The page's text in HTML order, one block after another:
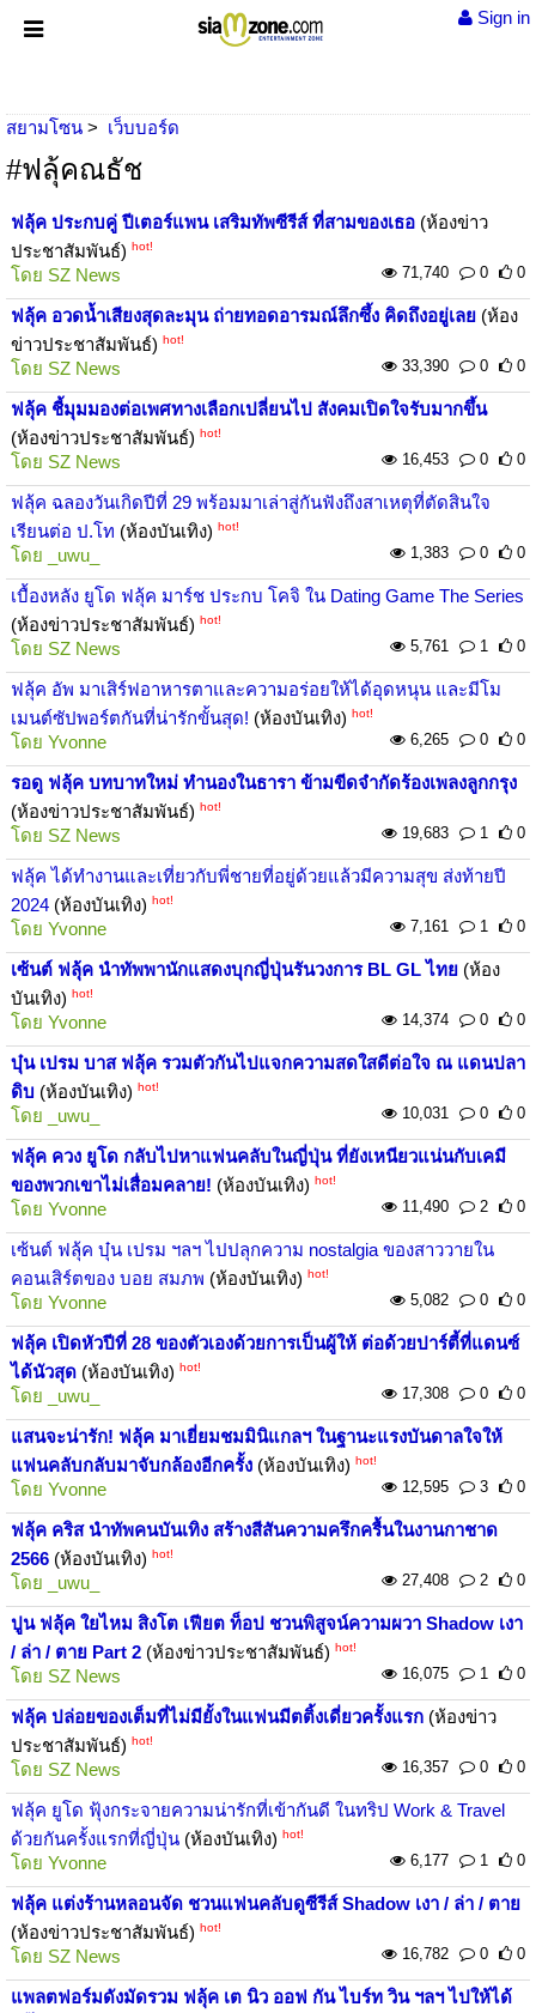
Sign in
สยามโซน เว็บบอร์ด
#ฟลุ้คณธัช
ฟลุ้ค ประกบคู่ ปีเตอร์แพน เสริมทัพซีรีส์ ที่สามของเธอ (ห้องข่าว
ประชาสัมพันธ์) hot!
โดย SZ News 71,740 0 0
ฟลุ้ค อวดน้ำเสียงสุดละมุน ถ่ายทอดอารมณ์ลึกซึ้ง คิดถึงอยู่เลย (ห้อง
ข่าวประชาสัมพันธ์) hot!
โดย SZ News 33,390 0 0
ฟลุ้ค ชี้มุมมองต่อเพศทางเลือกเปลี่ยนไป สังคมเปิดใจรับมากขึ้น
(ห้องข่าวประชาสัมพันธ์) hot!
โดย SZ News 16,453 0 0
ฟลุ้ค ฉลองวันเกิดปีที่ 29 พร้อมมาเล่าสู่กันฟังถึงสาเหตุที่ตัดสินใจ
เรียนต่อ ป.โท (ห้องบันเทิง) hot!
โดย _uwu_ 1,383 0 0
เบื้องหลัง ยูโด ฟลุ้ค มาร์ช ประกบ โคจิ ใน Dating Game The Series
(ห้องข่าวประชาสัมพันธ์) hot!
โดย SZ News 5,761 1 0
ฟลุ้ค อัพ มาเสิร์ฟอาหารตาและความอร่อยให้ได้อุดหนุน และมีโม
เมนต์ซัปพอร์ตกันที่น่ารักขั้นสุด! (ห้องบันเทิง) hot!
โดย Yvonne 6,265 0 0
รอดู ฟลุ้ค บทบาทใหม่ ทำนองในธารา ข้ามขีดจำกัดร้องเพลงลูกกรุง
(ห้องข่าวประชาสัมพันธ์) hot!
โดย SZ News 19,683 1 0
ฟลุ้ค ได้ทำงานและเที่ยวกับพี่ชายที่อยู่ด้วยแล้วมีความสุข ส่งท้ายปี
2024 (ห้องบันเทิง) hot!
โดย Yvonne 7,161 1 0
เซ้นต์ ฟลุ้ค นำทัพพานักแสดงบุกญี่ปุ่นรันวงการ BL GL ไทย (ห้อง
บันเทิง) hot!
โดย Yvonne 14,374 0 0
บุ๋น เปรม บาส ฟลุ้ค รวมตัวกันไปแจกความสดใสดีต่อใจ ณ แดนปลา
ดิบ (ห้องบันเทิง) hot!
โดย _uwu_ 10,031 0 0
ฟลุ้ค ควง ยูโด กลับไปหาแฟนคลับในญี่ปุ่น ที่ยังเหนียวแน่นกับเคมี
ของพวกเขาไม่เสื่อมคลาย! (ห้องบันเทิง) hot!
โดย Yvonne 11,490 2 0
เซ้นต์ ฟลุ้ค บุ๋น เปรม ฯลฯ ไปปลุกความ nostalgia ของสาววายใน
คอนเสิร์ตของ บอย สมภพ (ห้องบันเทิง) hot!
โดย Yvonne 5,082 0 0
ฟลุ้ค เปิดหัวปีที่ 28 ของตัวเองด้วยการเป็นผู้ให้ ต่อด้วยปาร์ตี้ที่แดนซ์
ได้นัวสุด (ห้องบันเทิง) hot!
โดย _uwu_ 17,308 0 0
แสนจะน่ารัก! ฟลุ้ค มาเยี่ยมชมมินิแกลฯ ในฐานะแรงบันดาลใจให้
แฟนคลับกลับมาจับกล้องอีกครั้ง (ห้องบันเทิง) hot!
โดย Yvonne 12,595 3 0
ฟลุ้ค คริส นำทัพคนบันเทิง สร้างสีสันความครึกครื้นในงานกาชาด
2566 (ห้องบันเทิง) hot!
โดย _uwu_ 27,408 2 0
ปูน ฟลุ้ค ใยไหม สิงโต เฟียต ท็อป ชวนพิสูจน์ความผวา Shadow เงา
/ ล่า / ตาย Part 2 (ห้องข่าวประชาสัมพันธ์) hot!
โดย SZ News 16,075 1 0
ฟลุ้ค ปล่อยของเต็มที่ไม่มียั้งในแฟนมีตติ้งเดี่ยวครั้งแรก (ห้องข่าว
ประชาสัมพันธ์) hot!
โดย SZ News 16,357 0 0
ฟลุ้ค ยูโด ฟุ้งกระจายความน่ารักที่เข้ากันดี ในทริป Work & Travel
ด้วยกันครั้งแรกที่ญี่ปุ่น (ห้องบันเทิง) hot!
โดย Yvonne 6,177 1 0
ฟลุ้ค แต่งร้านหลอนจัด ชวนแฟนคลับดูซีรีส์ Shadow เงา / ล่า / ตาย
(ห้องข่าวประชาสัมพันธ์) hot!
โดย SZ News 16,782 0 0
แพลตฟอร์มดังมัดรวม ฟลุ้ค เต นิว ออฟ กัน ไบร์ท วิน ฯลฯ ไปให้ได้